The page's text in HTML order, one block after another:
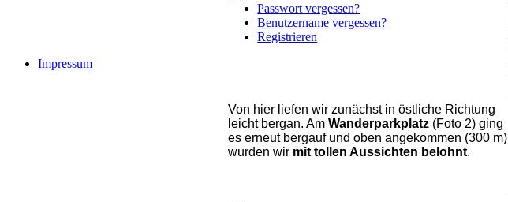
Von hier liefen wir zunächst in östliche Richtung
leicht bergan. AmWanderparkplatz (Foto 2) ging
es erneut bergauf und oben angekommen (300 m)
wurden wir mit tollen Aussichten belohnt.
Passwort vergessen?
Benutzername vergessen?
Registrieren
Impressum